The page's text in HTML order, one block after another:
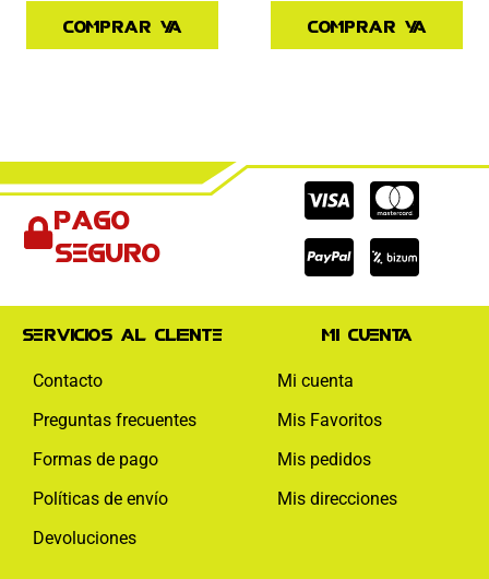
Comprar ya Comprar ya
Pago
seguro
Cc-
visa
Cc-
Cc-
paypal
Servicios al cliente
Contacto
Preguntas frecuentes
Formas de pago
Políticas de envío
Devoluciones
Mi cuenta
Mi cuenta
Mis Favoritos
Mis pedidos
Mis direcciones